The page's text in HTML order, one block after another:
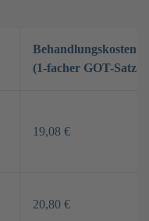
Behandlungskosten
(1-facher GOT-Satz)
19,08 €
20,80 €